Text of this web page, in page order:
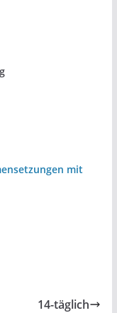
mit
14-täglich